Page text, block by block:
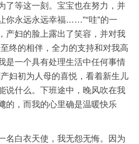
了等这一刻。宝宝也在努力，并
你永远永远幸福……”“哇”的一
产妇的脸上露出了笑容，并对我
终的相伴，全力的支持和对我高
是一个具有处理生活中任何事情
妇初为人母的喜悦，看着新生儿
说什么。下班途中，晚风吹在我
的，而我的心里确是温暖快乐
名白衣天使，我无怨无悔。因为